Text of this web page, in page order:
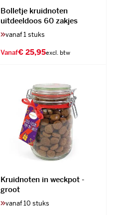
Bolletje kruidnoten
uitdeeldoos 60 zakjes
vanaf 1 stuks
Vanaf€ 25,95
Kruidnoten in weckpot -
groot
vanaf 10 stuks